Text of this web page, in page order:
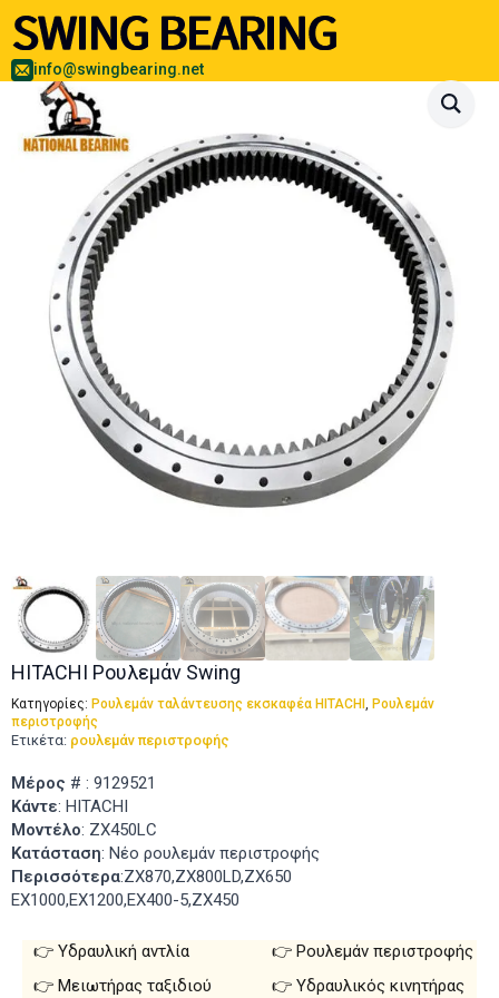
info@swingbearing.net
HITACHI Ρουλεμάν Swing
Κατηγορίες: Ρουλεμάν ταλάντευσης εκσκαφέα HITACHI , Ρουλεμάν
περιστροφής
Ετικέτα: ρουλεμάν περιστροφής
Μέρος # : 9129521
Κάντε: HITACHI
Μοντέλο: ZX450LC
Κατάσταση: Νέο ρουλεμάν περιστροφής
Περισσότερα:ZX870,ZX800LD,ZX650
EX1000,EX1200,EX400-5,ZX450
Υδραυλική αντλία
Μειωτήρας ταξιδιού
Ρουλεμάν περιστροφής
Υδραυλικός κινητήρας